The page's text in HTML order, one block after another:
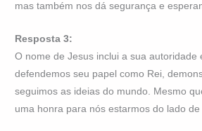
mas também nos dá segurança e
Resposta 3:
O nome de Jesus inclui a sua autoridade
defendemos seu papel como Rei,
seguimos as ideias do mundo. Mesmo
uma honra para nós estarmos do lado de